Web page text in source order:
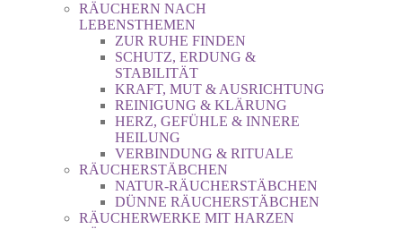
RÄUCHERN NACH
LEBENSTHEMEN
ZUR RUHE FINDEN
SCHUTZ, ERDUNG &
STABILITÄT
KRAFT, MUT & AUSRICHTUNG
REINIGUNG & KLÄRUNG
HERZ, GEFÜHLE & INNERE
HEILUNG
VERBINDUNG & RITUALE
RÄUCHERSTÄBCHEN
NATUR-RÄUCHERSTÄBCHEN
DÜNNE RÄUCHERSTÄBCHEN
RÄUCHERWERKE MIT HARZEN